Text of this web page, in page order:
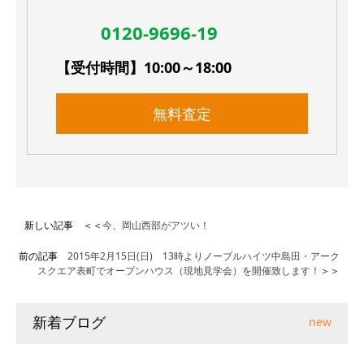
0120-9696-19
【受付時間】10:00～18:00
無料査定
新しい記事 ＜＜今、岡山西部がアツい！
前の記事 2015年2月15日(日) 13時よりノーブルハイツ中島田・アーク
スクエア表町でオープンハウス（現地見学会）を開催致します！ ＞＞
新着ブログ new